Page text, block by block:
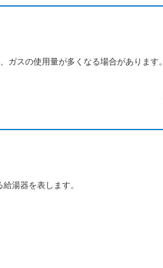
スの使用量が多くなる場合があります。
湯器を表します。